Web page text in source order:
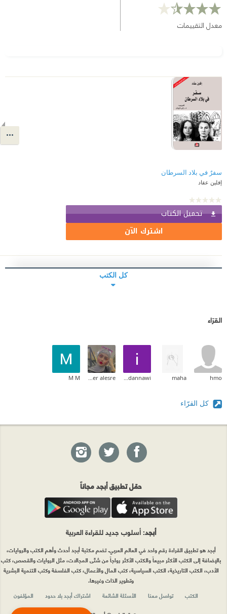
معدل التقييمات
سفرٌ في بلاد السرطان
إفلين عقاد
تحميل الكتاب
اشترك الآن
كل الكتب
القرّاء
hmo
maha
M M
كل القرّاء
حمّل تطبيق أبجد مجاناً
أبجد: أسلوب جديد للقراءة العربية
أبجد هو تطبيق القراءة رقم واحد في العالم العربي. تضم مكتبة أبجد أحدث وأهم الكتب والروايات،
بالإضافة إلى الكتب الأكثر مبيعاً والكتب الأكثر رواجاً من شتّى المجالات، مثل الروايات والقصص، كتب
الأدب، الكتب التاريخية، الكتب السياسية، كتب المال والأعمال، كتب الفلسفة وكتب التنمية البشرية
وتطوير الذات وغيرها.
الكتب
تواصل معنا الأسئلة الشائعة اشتراك أبجد بلا حدود
المؤلفون